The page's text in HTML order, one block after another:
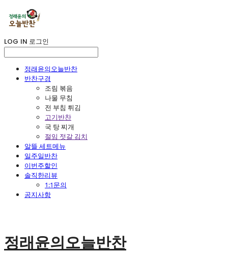
LOG IN 로그인
정래윤의오늘반찬
반찬구경
조림 볶음
나물 무침
전 부침 튀김
고기반찬
국 탕 찌개
절임 젓갈 김치
알뜰 세트메뉴
일주일반찬
이번주할인
솔직한리뷰
1:1문의
공지사항
정래윤의오늘반찬